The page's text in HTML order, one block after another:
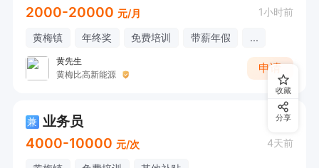
2000-20000 元/月 1小时前
黄梅镇 年终奖 免费培训 带薪年假 ...
黄先生
黄梅比高新能源
申请
兼 业务员
4000-10000 元/次 4天前
收藏
分享